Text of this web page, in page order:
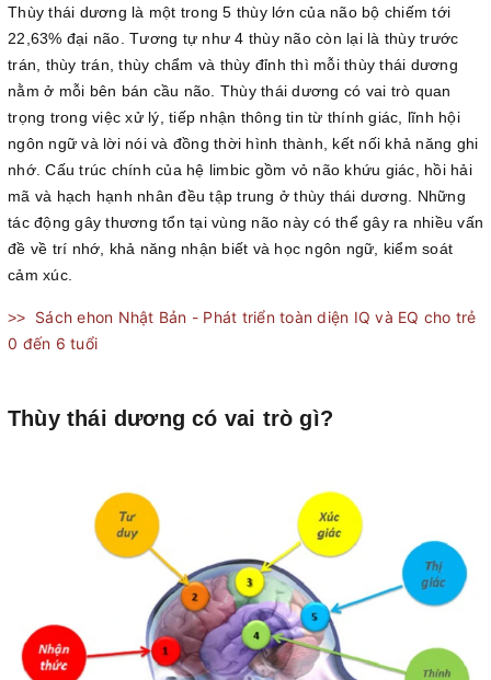
Thùy thái dương là một trong 5 thùy lớn của não bộ chiếm tới
22,63% đại não. Tương tự như 4 thùy não còn lại là thùy trước
trán, thùy trán, thùy chẩm và thùy đỉnh thì mỗi thùy thái dương
nằm ở mỗi bên bán cầu não. Thùy thái dương có vai trò quan
trọng trong việc xử lý, tiếp nhận thông tin từ thính giác, lĩnh hội
ngôn ngữ và lời nói và đồng thời hình thành, kết nối khả năng ghi
nhớ. Cấu trúc chính của hệ limbic gồm vỏ não khứu giác, hồi hải
mã và hạch hạnh nhân đều tập trung ở thùy thái dương. Những
tác động gây thương tổn tại vùng não này có thể gây ra nhiều vấn
đề về trí nhớ, khả năng nhận biết và học ngôn ngữ, kiểm soát
cảm xúc.
>>
Sách ehon Nhật Bản - Phát triển toàn diện IQ và EQ cho trẻ
0 đến 6 tuổi
Thùy thái dương có vai trò gì?